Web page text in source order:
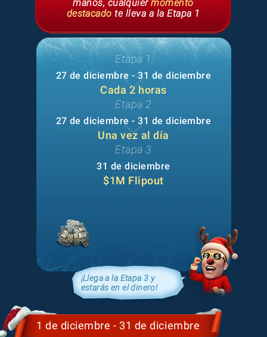
manos, cualquiermomento
destacado te lleva a la Etapa 1
Etapa 1
27 de diciembre - 31 de diciembre
Cada 2 horas
Etapa 2
27 de diciembre - 31 de diciembre
Una vez al día
Etapa 3
31 de diciembre
$1M Flipout
¡Llega a la Etapa 3 y
estarás en el dinero!
1 de diciembre - 31 de diciembre